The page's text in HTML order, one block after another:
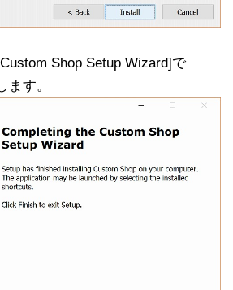
Shop Setup Wizard]で
ます。